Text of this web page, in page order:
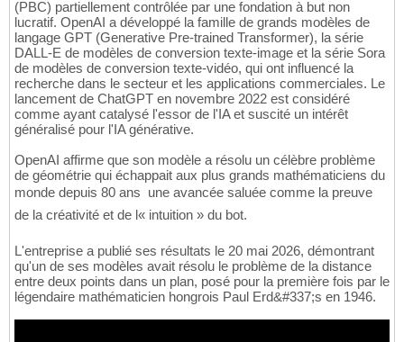
(PBC) partiellement contrôlée par une fondation à but non
lucratif. OpenAI a développé la famille de grands modèles de
langage GPT (Generative Pre-trained Transformer), la série
DALL-E de modèles de conversion texte-image et la série Sora
de modèles de conversion texte-vidéo, qui ont influencé la
recherche dans le secteur et les applications commerciales. Le
lancement de ChatGPT en novembre 2022 est considéré
comme ayant catalysé l'essor de l'IA et suscité un intérêt
généralisé pour l'IA générative.
OpenAI affirme que son modèle a résolu un célèbre problème
de géométrie qui échappait aux plus grands mathématiciens du
monde depuis 80 ans  une avancée saluée comme la preuve
de la créativité et de l« intuition » du bot.
L'entreprise a publié ses résultats le 20 mai 2026, démontrant
qu'un de ses modèles avait résolu le problème de la distance
entre deux points dans un plan, posé pour la première fois par le
légendaire mathématicien hongrois Paul Erd&#337;s en 1946.